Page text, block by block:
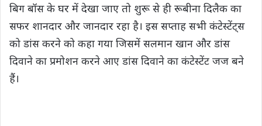
बिग बॉस के घर में देखा जाए तो शुरू से ही रूबीना दिलैक का
सफर शानदार और जानदार रहा है। इस सप्ताह सभी कंटेस्टेंट्स
को डांस करने को कहा गया जिसमें सलमान खान और डांस
दिवाने का प्रमोशन करने आए डांस दिवाने का कंटेस्टेंट जज बने
हैं।